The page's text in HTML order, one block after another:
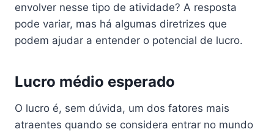
envolver nesse tipo de atividade? A resposta
pode variar, mas há algumas diretrizes que
podem ajudar a entender o potencial de lucro.
Lucro médio esperado
O lucro é, sem dúvida, um dos fatores mais
atraentes quando se considera entrar no mundo